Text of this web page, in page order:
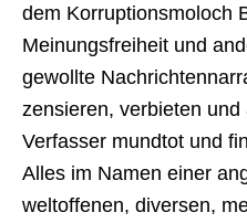
dem Korruptionsmoloch
Meinungsfreiheit und
gewollte
zensieren, verbieten
Verfasser mundtot und
Alles im Namen einer
weltoffenen, diversen,